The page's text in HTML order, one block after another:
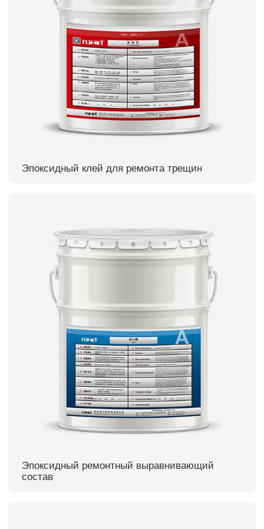
Эпоксидный клей для ремонта трещин
Эпоксидный ремонтный выравнивающий
состав